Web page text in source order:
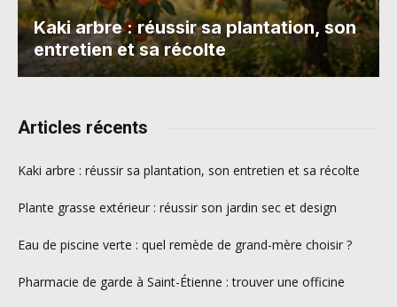
Kaki arbre : réussir sa plantation, son
entretien et sa récolte
Articles récents
Kaki arbre : réussir sa plantation, son entretien et sa récolte
Plante grasse extérieur : réussir son jardin sec et design
Eau de piscine verte : quel remède de grand-mère choisir ?
Pharmacie de garde à Saint-Étienne : trouver une officine